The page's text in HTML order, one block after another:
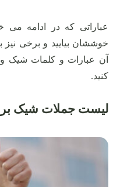
عباراتی که در ادامه می‌
خوششان بیایید و برخی
آن عبارات و کلمات شیک و
کنید.
لیست جملات شیک